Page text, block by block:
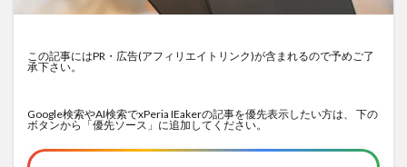
この記事にはPR・広告(アフィリエイトリンク)が含まれるので予めご了
承下さい。
Google検索やAI検索でxPeria IEakerの記事を優先表示したい方は、 下の
ボタンから「優先ソース」に追加してください。